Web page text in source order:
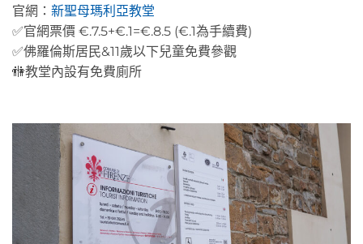
官網： 新聖母瑪利亞教堂
✅官網票價 €.7.5+€.1=€.8.5 (€.1為手續費)
✅佛羅倫斯居民&11歲以下兒童免費參觀
🚻教堂內設有免費廁所